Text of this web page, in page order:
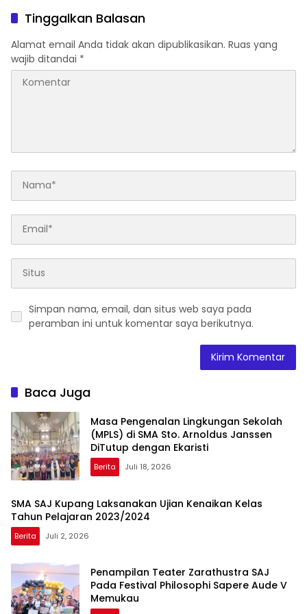
Tinggalkan Balasan
Alamat email Anda tidak akan dipublikasikan. Ruas yang
wajib ditandai *
Simpan nama, email, dan situs web saya pada
peramban ini untuk komentar saya berikutnya.
Baca Juga
Masa Pengenalan Lingkungan Sekolah
(MPLS) di SMA Sto. Arnoldus Janssen
DiTutup dengan Ekaristi
Berita Juli 18, 2026
SMA SAJ Kupang Laksanakan Ujian Kenaikan Kelas
Tahun Pelajaran 2023/2024
Berita Juli 2, 2026
Penampilan Teater Zarathustra SAJ
Pada Festival Philosophi Sapere Aude V
Memukau